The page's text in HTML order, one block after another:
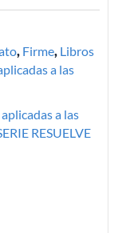
, Firme, Libros
a las
a las
RESUELVE